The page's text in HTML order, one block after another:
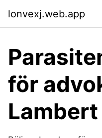
lonvexj.web.app
för